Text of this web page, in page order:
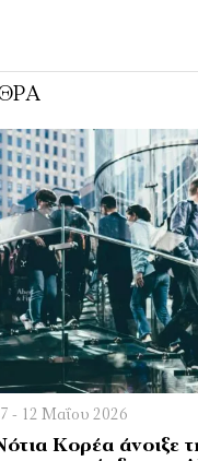
- 12 Μαΐου 2026
Κορέα άνοιξε